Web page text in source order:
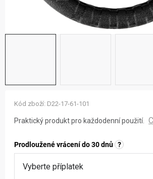
Hodnocení obchodu
Praktický produkt pro každodenní použití.
Prodloužené vrácení do 30 dnů ?
Kód zboží: D22-17-61-101